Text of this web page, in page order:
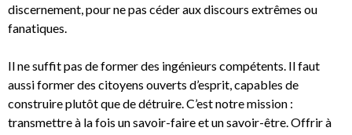
discernement, pour ne pas céder aux discours extrêmes ou
fanatiques.
Il ne suffit pas de former des ingénieurs compétents. Il faut
aussi former des citoyens ouverts d’esprit, capables de
construire plutôt que de détruire. C’est notre mission :
transmettre à la fois un savoir-faire et un savoir-être. Offrir à